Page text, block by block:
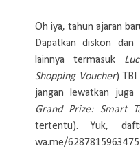
Oh iya, tahun ajaran
Dapatkan diskon dan
lainnya termasuk
Shopping Voucher) TBI
jangan lewatkan juga
Grand Prize: Smart
tertentu). Yuk, d
wa.me/6287815963475